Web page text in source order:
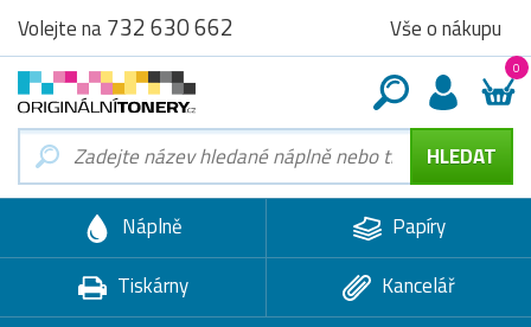
Volejte na732 630 662 Vše o nákupu
0
Náplně
Papíry
Tiskárny
Kancelář